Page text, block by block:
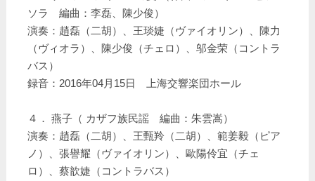
ソラ 編曲：李磊、陳少俊）
演奏：趙磊（二胡）、王琰婕（ヴァイオリン）、陳力
（ヴィオラ）、陳少俊（チェロ）、邬金荣（コントラ
バス）
録音：2016年04月15日 上海交響楽団ホール
４． 燕子（ カザフ族民謡 編曲：朱雲嵩）
演奏：趙磊（二胡）、王甄羚（二胡）、範姜毅（ピア
ノ）、張譽耀（ヴァイオリン）、歐陽伶宜（チェ
ロ）、蔡歆婕（コントラバス）